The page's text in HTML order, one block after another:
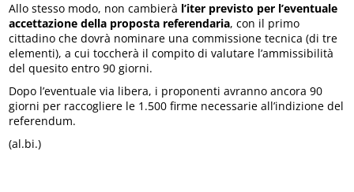
Allo stesso modo, non cambierà l’iter previsto per l’eventuale
accettazione della proposta referendaria, con il primo
cittadino che dovrà nominare una commissione tecnica (di tre
elementi), a cui toccherà il compito di valutare l’ammissibilità
del quesito entro 90 giorni.
Dopo l’eventuale via libera, i proponenti avranno ancora 90
giorni per raccogliere le 1.500 firme necessarie all’indizione del
referendum.
(al.bi.)